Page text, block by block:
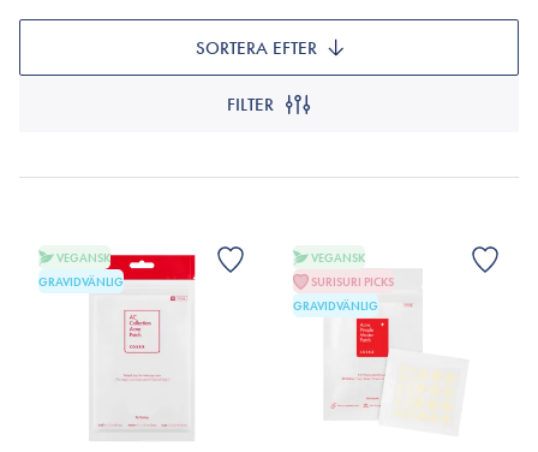
FILTER
SORTERA EFTER
VEGANSK
GRAVIDVÄNLIG
VEGANSK
SURISURI PICKS
GRAVIDVÄNLIG